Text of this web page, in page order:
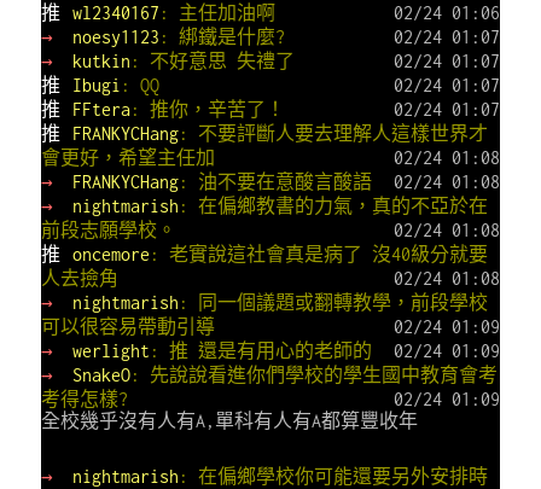
推 wl2340167 : 主任加油啊
02/24 01:06
→
noesy1123 : 綁鐵是什麼?
02/24 01:07
→
kutkin : 不好意思 失禮了
02/24 01:07
推
Ibugi : QQ
02/24 01:07
推
FFtera: 推你，辛苦了！
02/24 01:07
推
FRANKYCHang: 不要評斷人要去理解人這樣世界才
會更好，希望主任加
02/24 01:08
→
FRANKYCHang: 油不要在意酸言酸語
02/24 01:08
→
nightmarish : 在偏鄉教書的力氣，真的不亞於在
前段志願學校。
02/24 01:08
推
oncemore : 老實說這社會真是病了 沒40級分就要
人去撿角
02/24 01:08
→
nightmarish : 同一個議題或翻轉教學，前段學校
可以很容易帶動引導
02/24 01:09
→
werlight : 推 還是有用心的老師的
02/24 01:09
→
SnakeO: 先說說看進你們學校的學生國中教育會考
考得怎樣?
02/24 01:09
全校幾乎沒有人有A,單科有人有A都算豐收年
→ nightmarish : 在偏鄉學校你可能還要另外安排時